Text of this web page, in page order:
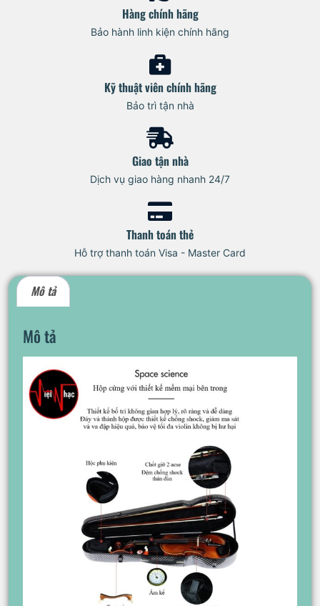
Hàng chính hãng
Bảo hành linh kiện chính hãng
Kỹ thuật viên chính hãng
Bảo trì tận nhà
Giao tận nhà
Dịch vụ giao hàng nhanh 24/7
Thanh toán thẻ
Hỗ trợ thanh toán Visa - Master Card
Mô tả
Mô tả